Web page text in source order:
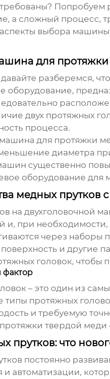
Попробуем
а сложный процесс,
выбора машины
для
разберемся,
оборудование,
двух протяжных
процесса.
машина для протяжки
диаметра
существенно
оборудование для
медных
на двухголовочной
и, при
через наборы
и другие
головок,
фактор
– это один из
протяжных
и требуемую
твердой
прутков: что
постоянно
автоматизации,